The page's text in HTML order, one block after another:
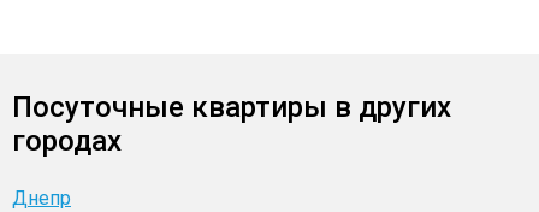
Посуточные квартиры в других
городах
Днепр